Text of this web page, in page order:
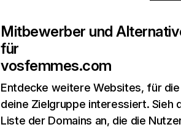
Mitbewerber und
für
vosfemmes.com
Entdecke weitere Websites, für
deine Zielgruppe interessiert. Sieh
Liste der Domains an, die die